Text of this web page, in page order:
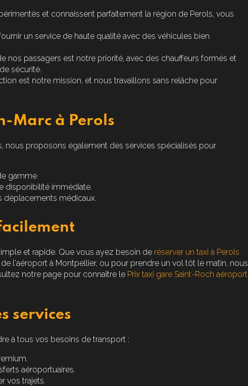
et connaissent parfaitement la région de Perols, vous
un service de haute qualité avec des véhicules bien
nos passagers est notre priorité, avec des chauffeurs formés et
sécurité.
est notre mission, et nous travaillons sans relâche pour
Marc à Perols
nous proposons également des services spécialisés pour
gamme.
disponibilité immédiate.
déplacements médicaux.
et rapide. Que vous ayez besoin de réserver un taxi à Perols
l'aéroport à Montpellier, ou pour prendre un vol tôt le matin, nous
notre page pour connaître le Prix taxi gare Saint-Roch aéroport
services
à tous vos besoins de transport :
aéroportuaires.
vos trajets.